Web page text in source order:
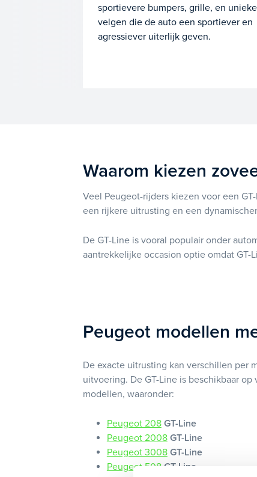
sportievere bumpers, grille, en unieke
velgen die de auto een sportiever en
agressiever uiterlijk geven.
Waarom kiezen
Veel Peugeot-rijders kiezen voor een
een rijkere uitrusting en een
De GT-Line is vooral populair onder
aantrekkelijke occasion optie omdat GT-
Peugeot modellen
De exacte uitrusting kan verschillen per
uitvoering. De GT-Line is beschikbaar
modellen, waaronder:
Peugeot 208 GT-Line
Peugeot 2008 GT-Line
Peugeot 3008 GT-Line
Peugeot 508 GT-Line